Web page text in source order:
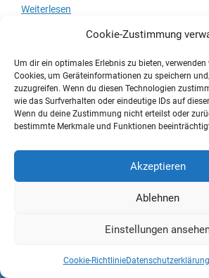
Cookie-Zustimmung
Um dir ein optimales Erlebnis zu bieten,
Cookies, um Geräteinformationen zu speichern
zuzugreifen. Wenn du diesen Technologien
wie das Surfverhalten oder eindeutige IDs auf
Wenn du deine Zustimmung nicht erteilst oder
bestimmte Merkmale und Funktionen
Akzeptieren
Ablehnen
Einstellungen
Cookie-RichtlinieDatenschutzerklärung
Weiterlesen
Pixeldiskurs – Spiele | Kultur |